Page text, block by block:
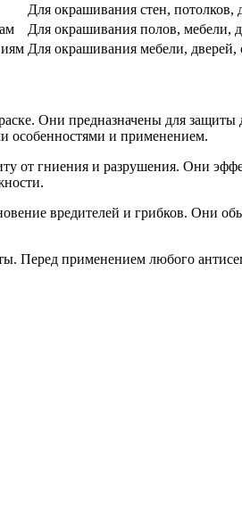
Для окрашивания стен, потолков,
Для окрашивания полов, мебели,
Для окрашивания мебели, дверей,
Они предназначены для защиты
особенностями и применением.
от гниения и разрушения. Они
вредителей и грибков. Они
Перед применением любого